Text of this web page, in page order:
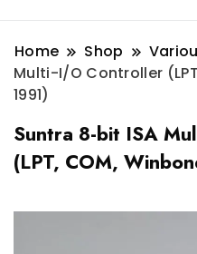
Home Shop
Multi-I/O Controller
1991)
Suntra 8-bit ISA
(LPT, COM,